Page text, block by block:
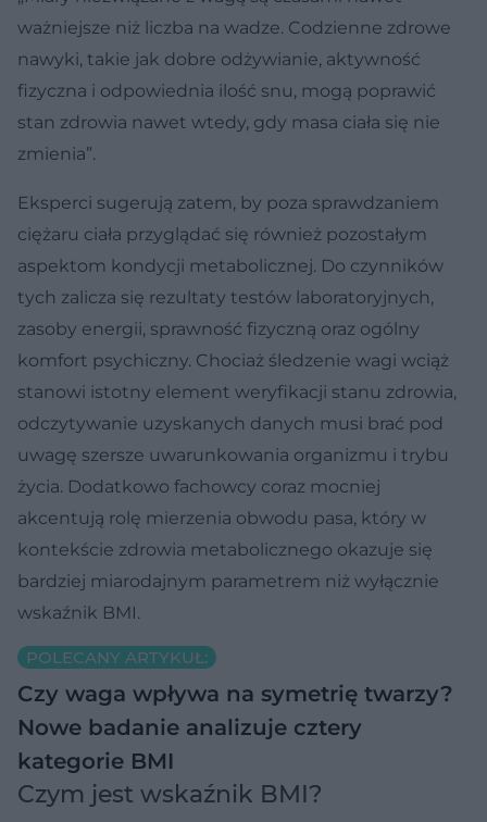
ważniejsze niż liczba na wadze. Codzienne zdrowe
nawyki, takie jak dobre odżywianie, aktywność
fizyczna i odpowiednia ilość snu, mogą poprawić
stan zdrowia nawet wtedy, gdy masa ciała się nie
zmienia”.
Eksperci sugerują zatem, by poza sprawdzaniem
ciężaru ciała przyglądać się również pozostałym
aspektom kondycji metabolicznej. Do czynników
tych zalicza się rezultaty testów laboratoryjnych,
zasoby energii, sprawność fizyczną oraz ogólny
komfort psychiczny. Chociaż śledzenie wagi wciąż
stanowi istotny element weryfikacji stanu zdrowia,
odczytywanie uzyskanych danych musi brać pod
uwagę szersze uwarunkowania organizmu i trybu
życia. Dodatkowo fachowcy coraz mocniej
akcentują rolę mierzenia obwodu pasa, który w
kontekście zdrowia metabolicznego okazuje się
bardziej miarodajnym parametrem niż wyłącznie
wskaźnik BMI.
POLECANY ARTYKUŁ:
Czy waga wpływa na symetrię twarzy?
Nowe badanie analizuje cztery
kategorie BMI
Czym jest wskaźnik BMI?